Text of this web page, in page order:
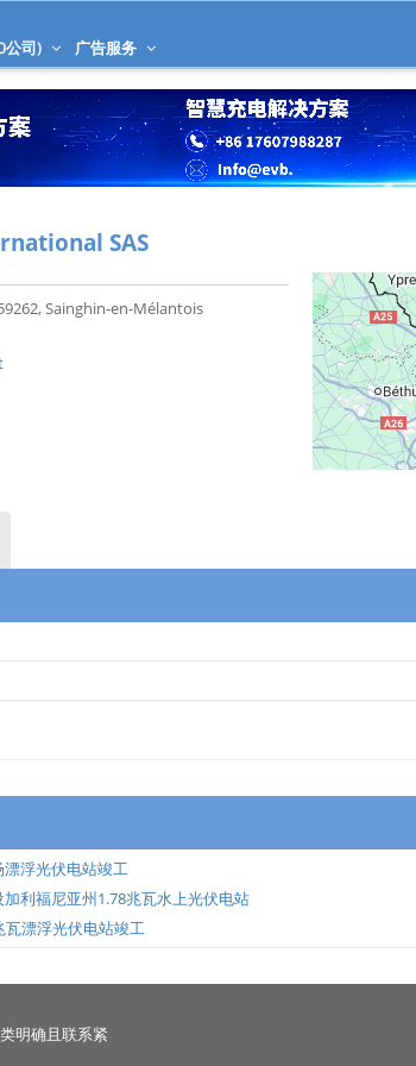
公司) 广告服务
SAS
Sainghin-en-Mélantois
浮光伏电站竣工
利福尼亚州1.78兆瓦水上光伏电站
瓦漂浮光伏电站竣工
明确且联系紧